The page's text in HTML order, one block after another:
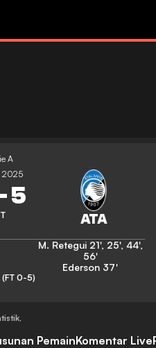
A
2025
5
M. Retegui 21', 25', 44',
56'
Ederson 37'
(FT 0-5)
,
PemainKomentar Live